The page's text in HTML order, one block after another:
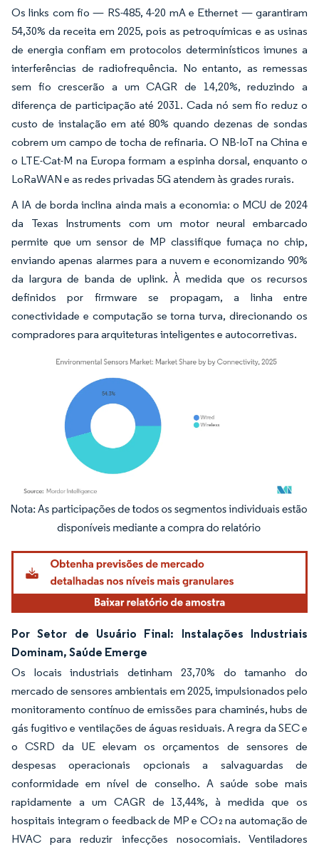
Os links com fio — RS-485, 4-20 mA e Ethernet — garantiram
54,30% da receita em 2025, pois as petroquímicas e as usinas
de energia confiam em protocolos determinísticos imunes a
interferências de radiofrequência. No entanto, as remessas
sem fio crescerão a um CAGR de 14,20%, reduzindo a
diferença de participação até 2031. Cada nó sem fio reduz o
custo de instalação em até 80% quando dezenas de sondas
cobrem um campo de tocha de refinaria. O NB-IoT na China e
o LTE-Cat-M na Europa formam a espinha dorsal, enquanto o
LoRaWAN e as redes privadas 5G atendem às grades rurais.
A IA de borda inclina ainda mais a economia: o MCU de 2024
da Texas Instruments com um motor neural embarcado
permite que um sensor de MP classifique fumaça no chip,
enviando apenas alarmes para a nuvem e economizando 90%
da largura de banda de uplink. À medida que os recursos
definidos por firmware se propagam, a linha entre
conectividade e computação se torna turva, direcionando os
compradores para arquiteturas inteligentes e autocorretivas.
Imagem © Mordor Intelligence. O reuso requer atribuição conforme CC BY 4.0.
Por Setor de Usuário Final: Instalações Industriais
Dominam, Saúde Emerge
Os locais industriais detinham 23,70% do tamanho do
mercado de sensores ambientais em 2025, impulsionados pelo
monitoramento contínuo de emissões para chaminés, hubs de
gás fugitivo e ventilações de águas residuais. A regra da SEC e
o CSRD da UE elevam os orçamentos de sensores de
despesas operacionais opcionais a salvaguardas de
conformidade em nível de conselho. A saúde sobe mais
rapidamente a um CAGR de 13,44%, à medida que os
hospitais integram o feedback de MP e CO₂ na automação de
HVAC para reduzir infecções nosocomiais. Ventiladores